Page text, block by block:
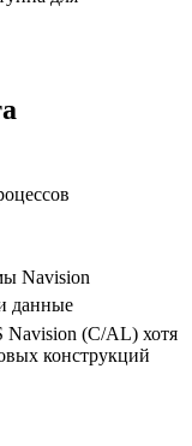
Navision
данные
(C/AL) хотя
конструкций